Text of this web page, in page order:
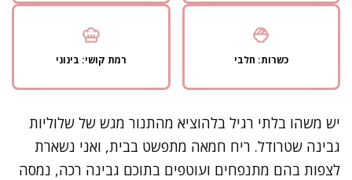
כשרות: חלבי רמת קושי: בינוני
יש משהו בלתי רגיל בלהוציא מהתנור מגש של שלוליות
גבינה שטרודל. ריח חמאה מתפשט בבית, ואני נשארת
לצפות בהם מתנפחים ועוטפים בתוכם גבינה רכה, נמסה